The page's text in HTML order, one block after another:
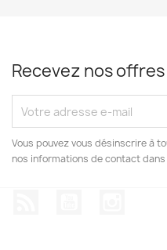
Recevez nos
Vous pouvez vous désinscrire à
nos informations de contact